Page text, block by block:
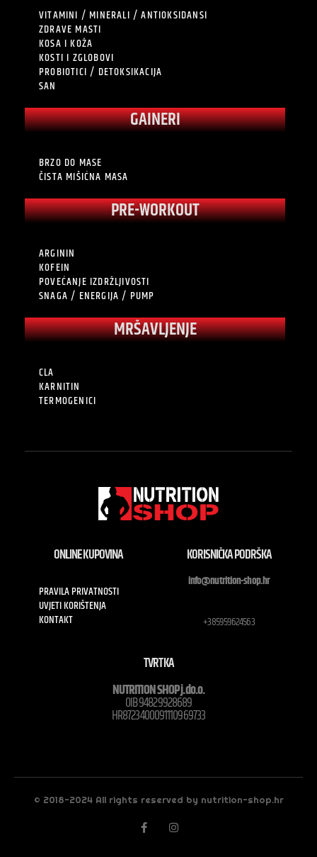
VITAMINI / MINERALI / ANTIOKSIDANSI
ZDRAVE MASTI
KOSA I KOŽA
KOSTI I ZGLOBOVI
PROBIOTICI / DETOKSIKACIJA
SAN
GAINERI
BRZO DO MASE
ČISTA MIŠIĆNA MASA
PRE-WORKOUT
ARGININ
KOFEIN
POVEĆANJE IZDRŽLJIVOSTI
SNAGA / ENERGIJA / PUMP
MRŠAVLJENJE
CLA
KARNITIN
TERMOGENICI
ONLINE KUPOVINA
PRAVILA PRIVATNOSTI
UVJETI KORIŠTENJA
KONTAKT
KORISNIČKA PODRŠKA
info@nutrition-shop.hr
+385959624563
TVRTKA
NUTRITION SHOP j.do.o.
OIB 94829928689
HR8723400091110969733
© 2018-2024 All rights reserved by nutrition-shop.hr